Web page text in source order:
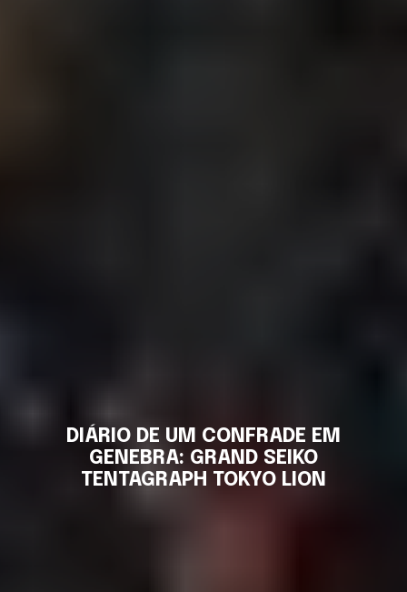
DIÁRIO DE UM CONFRADE EM
GENEBRA: GRAND SEIKO
TENTAGRAPH TOKYO LION